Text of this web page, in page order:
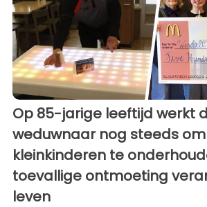
Op 85-jarige leeftijd werkt
weduwnaar nog steeds om
kleinkinderen te
toevallige ontmoeting
leven